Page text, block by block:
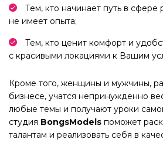
Тем, кто начинает путь в
не имеет опыта;
Тем, кто ценит комфорт и
с красивыми локациями к Вашим
Кроме того, женщины и мужчины,
бизнесе, учатся непринужденно
любые темы и получают уроки
студия BongsModels поможет
талантам и реализовать себя в